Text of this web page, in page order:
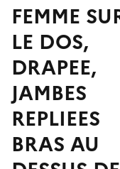
FEMME SUR
LE DOS,
DRAPEE,
JAMBES
REPLIEES
BRAS AU